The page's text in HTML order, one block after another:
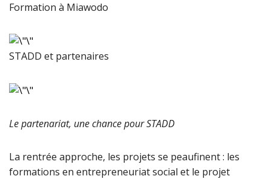
Formation à Miawodo
STADD et partenaires
Le partenariat, une chance pour STADD
La rentrée approche, les projets se peaufinent : les
formations en entrepreneuriat social et le projet